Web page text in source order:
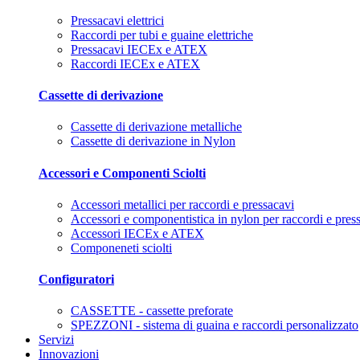
Pressacavi elettrici
Raccordi per tubi e guaine elettriche
Pressacavi IECEx e ATEX
Raccordi IECEx e ATEX
Cassette di derivazione
Cassette di derivazione metalliche
Cassette di derivazione in Nylon
Accessori e Componenti Sciolti
Accessori metallici per raccordi e pressacavi
Accessori e componentistica in nylon per raccordi e
Accessori IECEx e ATEX
Componeneti sciolti
Configuratori
CASSETTE - cassette preforate
SPEZZONI - sistema di guaina e raccordi personalizzato
Servizi
Innovazioni